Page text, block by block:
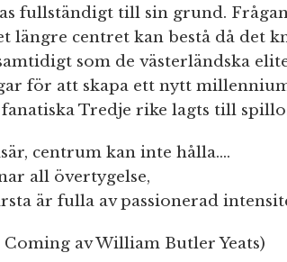
fullständigt till sin grund.
längre centret kan bestå då det
som de västerländska
för att skapa ett nytt
Tredje rike lagts till
centrum kan inte hålla….
all övertygelse,
är fulla av passionerad
Coming av William Butler Yeats)